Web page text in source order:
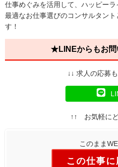
仕事めぐみを活用して、ハッピーラ
最適なお仕事選びのコンサルタン
す！
★LINEからもお
↓↓ 求人の応募
↑↑ お気軽に
このまま
この仕事